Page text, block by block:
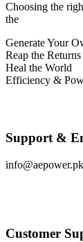
Choosing the
the
Generate Your
Reap the Returns
Heal the World
Efficiency &
Support &
info@aepower.pk
Customer